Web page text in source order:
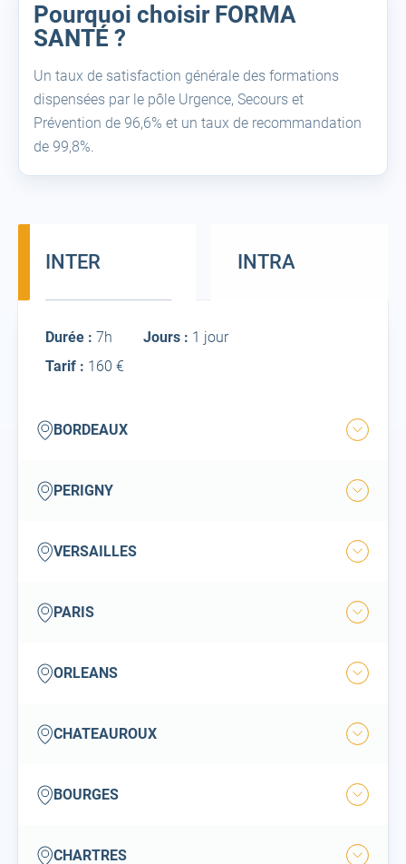
Pourquoi choisir FORMA
SANTÉ ?
Un taux de satisfaction générale des formations
dispensées par le pôle Urgence, Secours et
Prévention de 96,6% et un taux de recommandation
de 99,8%.
INTER INTRA
InterDurée : 7h Jours : 1 jour
Tarif : 160 €
bordeaux
BORDEAUX
Ouvrir
perignyPERIGNY
Ouvrir
versailles
VERSAILLES
Ouvrir
parisPARIS
Ouvrir
orleans
ORLEANS
Ouvrir
chateauroux
CHATEAUROUX
Ouvrir
bourges
BOURGES
Ouvrir
chartres
CHARTRES